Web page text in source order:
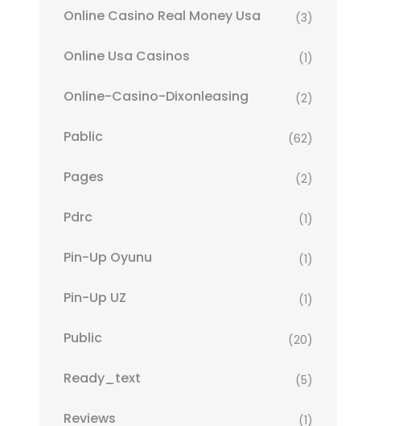
Online Casino Real Money Usa (3)
Online Usa Casinos (1)
Online-Casino-Dixonleasing (2)
Pablic (62)
Pages (2)
Pdrc (1)
Pin-Up Oyunu (1)
Pin-Up UZ (1)
Public (20)
Ready_text (5)
Reviews (1)